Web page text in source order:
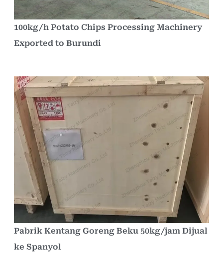
100kg/h Potato Chips Processing Machinery
Exported to Burundi
Pabrik Kentang Goreng Beku 50kg/jam Dijual
ke Spanyol